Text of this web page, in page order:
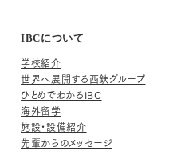
IBCについて
学校紹介
世界へ展開する西鉄グループ
ひとめでわかるIBC
海外留学
施設・設備紹介
先輩からのメッセージ